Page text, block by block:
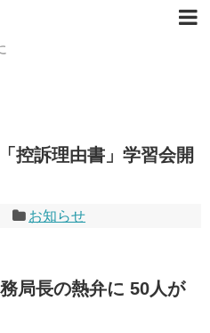
控訴理由書」学習会開
お知らせ
局長の熱弁に 50人が